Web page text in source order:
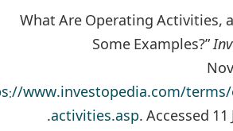
What Are Operating Activities,
Some Examples?”
www.investopedia.com/
activities.asp. Accessed 11